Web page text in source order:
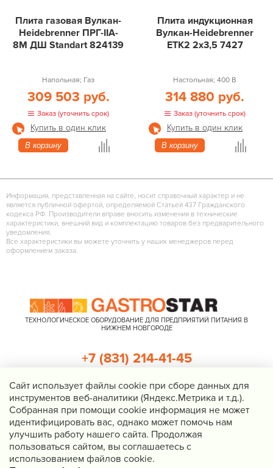
Плита газовая Вулкан-
Heidebrenner ПРГ-IIA-
8М ДШ Standart 824139
Напольная; Газ
309 503 руб.
Заказ (уточнить срок)
Купить в один клик
В корзину
Плита индукционная
Вулкан-Heidebrenner
ETK2 2х3,5 7427
Настольная; 400 В
314 880 руб.
Заказ (уточнить срок)
Купить в один клик
В корзину
Информация, представленная на сайте, носит справочный характер и не
является публичной офертой, определяемой Статьей 437 Гражданского
кодекса РФ. Производители вправе вносить изменения в технические
характеристики, внешний вид и комплектацию товаров без предварительного
уведомления.
Все характеристики вы можете уточнить у наших менеджеров перед
оформлением заказа.
ТЕХНОЛОГИЧЕСКОЕ ОБОРУДОВАНИЕ ДЛЯ ПРЕДПРИЯТИЙ ПИТАНИЯ В
НИЖНЕМ НОВГОРОДЕ
Нижний Новгород, Казанское шоссе, д. 4, корп. 3, пом. 1
info@gastrostar.ru
Политика конфиденциальности
+7 (831) 214-41-45
Перезвоните мне
Cайт использует файлы cookie при сборе данных для
инструментов веб-аналитики (Яндекс.Метрика и т.д.).
Собранная при помощи cookie информация не может
идентифицировать вас, однако может помочь нам
улучшить работу нашего сайта. Продолжая
пользоваться сайтом, вы соглашаетесь с
использованием файлов cookie.